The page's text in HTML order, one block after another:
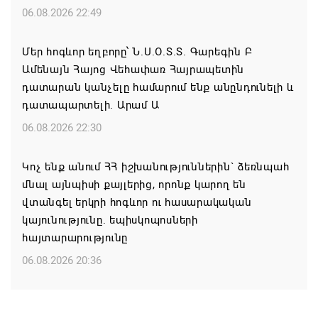
06.08.2026 22:49
Մեր հոգևոր եղբորը՝ Ն.Ս.Օ.Տ.Տ. Գարեգին Բ
Ամենայն Հայոց Վեհափառ Հայրապետին
դատարան կանչելը համարում ենք անընդունելի և
դատապարտելի. Արամ Ա
06.08.2026 22:30
Կոչ ենք անում ՀՀ իշխանություններին` ձեռնպահ
մնալ այնպիսի քայլերից, որոնք կարող են
վտանգել երկրի հոգևոր ու հասարակական
կայունությունը. եպիսկոպոսների
հայտարարությունը
06.08.2026 20:36